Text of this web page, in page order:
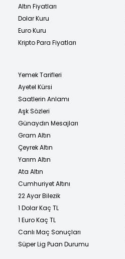
Altın Fiyatları
Dolar Kuru
Euro Kuru
Kripto Para Fiyatları
Yemek Tarifleri
Ayetel Kürsi
Saatlerin Anlamı
Aşk Sözleri
Günaydın Mesajları
Gram Altın
Çeyrek Altın
Yarım Altın
Ata Altın
Cumhuriyet Altını
22 Ayar Bilezik
1 Dolar Kaç TL
1 Euro Kaç TL
Canlı Maç Sonuçları
Süper Lig Puan Durumu